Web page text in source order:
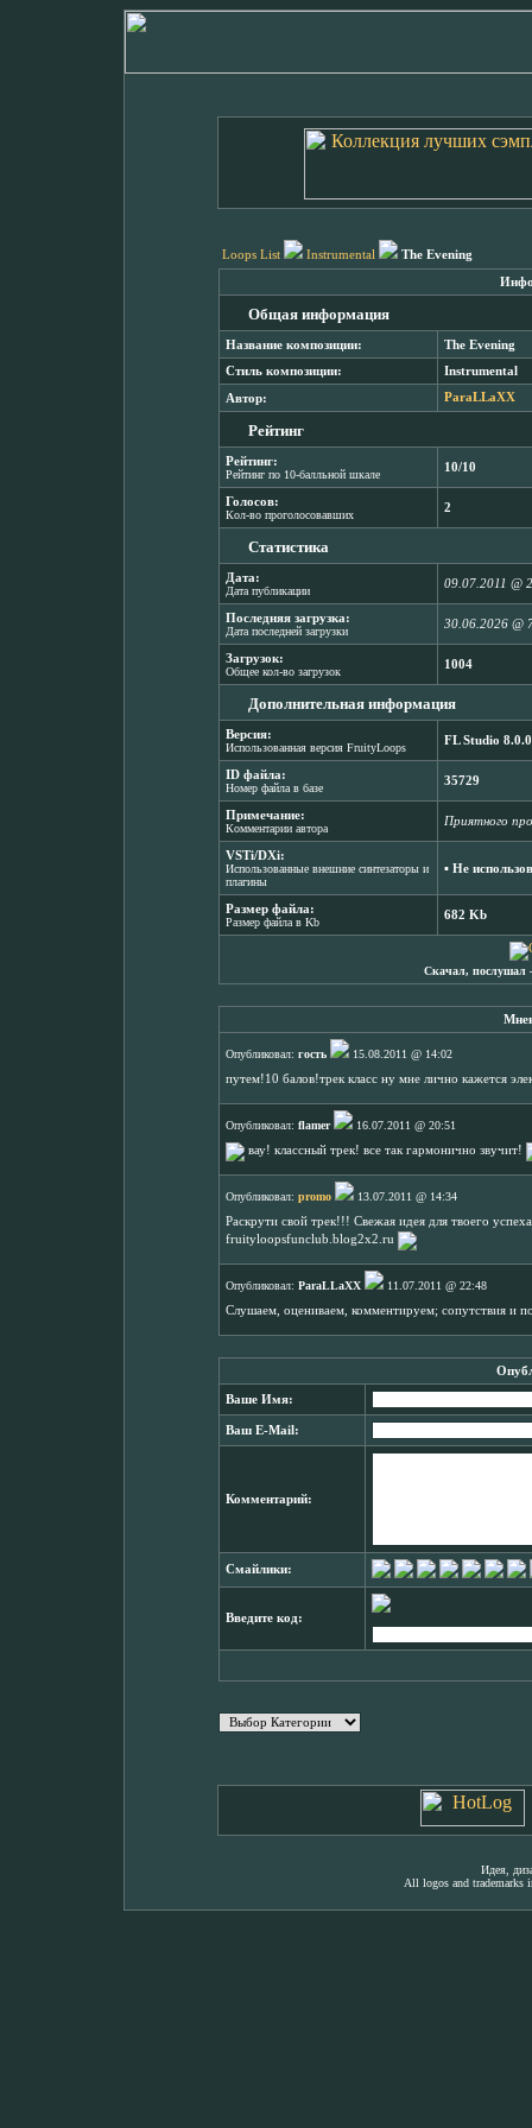
Loops List Instrumental The Evening
Общая информация
Название композиции: The Evening
Стиль композиции: Instrumental
Автор: ParaLLaXX
Рейтинг
Рейтинг:
Рейтинг по 10-балльной шкале
10/10
Голосов:
Кол-во проголосовавших
2
Статистика
Дата:
Дата публикации
09.07.2011 @
Последняя загрузка:
Дата последней загрузки
30.06.2026 @
Загрузок:
Общее кол-во загрузок
1004
Дополнительная информация
Версия:
Использованная версия FruityLoops
FL Studio 8.0.0
ID файла:
Номер файла в базе
35729
Примечание:
Комментарии автора
Приятного
VSTi/DXi:
Использованные внешние синтезаторы и
плагины
▪ Не
Размер файла:
Размер файла в Kb
682 Kb
Скачал, послушал
Опубликовал: гость
15.08.2011 @ 14:02
путем!10 балов!трек класс ну мне лично кажется
Опубликовал: flamer
16.07.2011 @ 20:51
вау! классный трек! все так гармонично звучит!
Опубликовал: promo
13.07.2011 @ 14:34
Раскрути свой трек!!! Свежая идея для твоего
fruityloopsfunclub.blog2x2.ru
Опубликовал: ParaLLaXX
11.07.2011 @ 22:48
Слушаем, оцениваем, комментируем; сопутствия и
Ваше Имя:
Ваш E-Mail:
Комментарий:
Смайлики:
Введите код:
Идея,
All logos and trademarks